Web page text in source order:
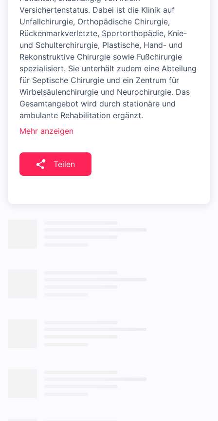
Versichertenstatus. Dabei ist die Klinik auf
Unfallchirurgie, Orthopädische Chirurgie,
Rückenmarkverletzte, Sportorthopädie, Knie-
und Schulterchirurgie, Plastische, Hand- und
Rekonstruktive Chirurgie sowie Fußchirurgie
spezialisiert. Sie unterhält zudem eine Abteilung
für Septische Chirurgie und ein Zentrum für
Wirbelsäulenchirurgie und Neurochirurgie. Das
Gesamtangebot wird durch stationäre und
ambulante Rehabilitation ergänzt.
Mehr anzeigen
Teilen